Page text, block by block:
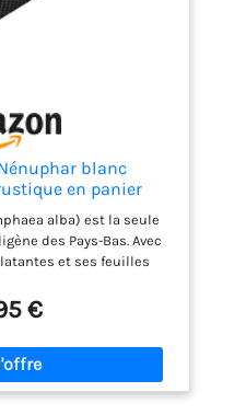
blanc
en panier
alba) est la seule
des Pays-Bas. Avec
et ses feuilles
au lever du soleil et
le dans un endroit
de -10 à -100 cm
pendant de
plante aime le soleil et
€